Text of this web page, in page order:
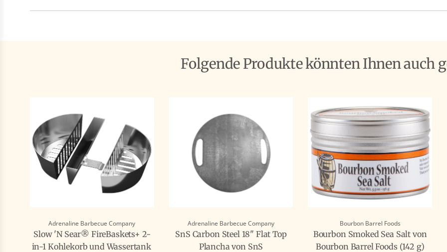
Folgende Produkte könnten Ihnen auch
Adrenaline Barbecue Company
Slow 'N Sear® FireBaskets+ 2-
in-1 Kohlekorb und Wassertank
Adrenaline Barbecue Company
SnS Carbon Steel 18" Flat Top
Plancha von SnS
Bourbon Barrel Foods
Bourbon Smoked Sea Salt von
Bourbon Barrel Foods (142 g)